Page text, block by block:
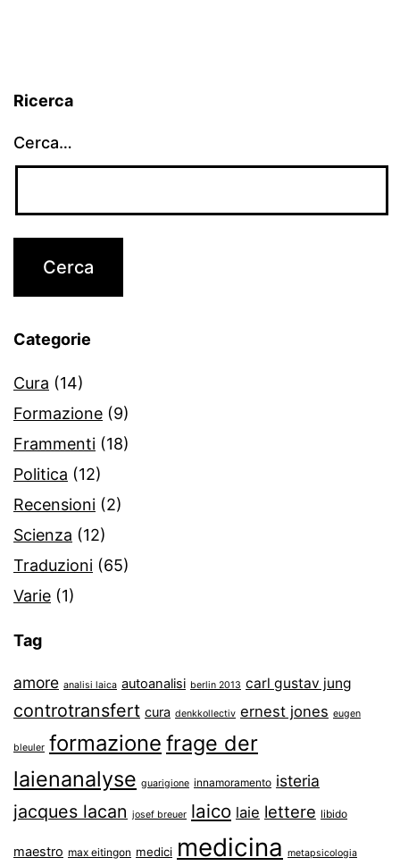
Ricerca
Cerca…
Categorie
Cura (14)
Formazione (9)
Frammenti (18)
Politica (12)
Recensioni (2)
Scienza (12)
Traduzioni (65)
Varie (1)
Tag
amore analisi laica autoanalisi berlin 2013 carl gustav jung
controtransfert cura denkkollectiv ernest jones eugen
bleuler formazione frage der
laienanalyse guarigione innamoramento isteria
jacques lacan josef breuer laico laie lettere libido
maestro max eitingon medici medicina metapsicologia